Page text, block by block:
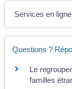
Services en
Questions ?
Le
familles